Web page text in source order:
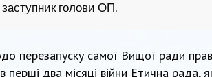
заступник голови ОП.
перезапуску самої Вищої ради
перші два місяці війни Етична рада,